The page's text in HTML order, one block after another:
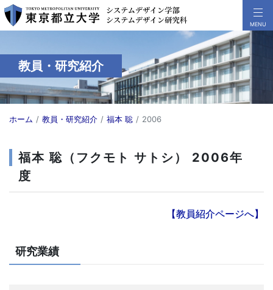
教員・研究紹介
ホーム 教員・研究紹介 福本 聡 2006
福本 聡（フクモト サトシ） 2006年
度
【教員紹介ページへ】
研究業績